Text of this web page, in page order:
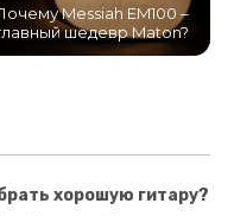
Messiah EM100 –
шедевр Maton?
хорошую гитару?